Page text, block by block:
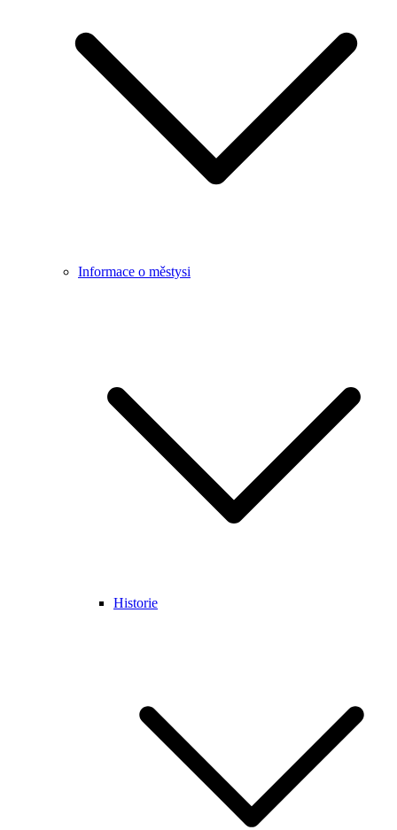
Informace o městysi
Historie